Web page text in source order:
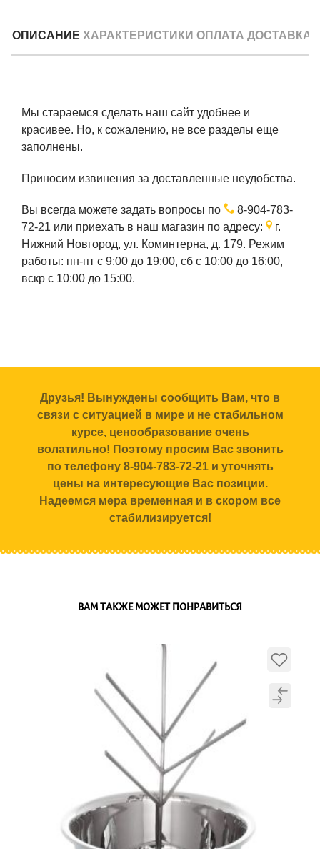
ОПИСАНИЕ ХАРАКТЕРИСТИКИ ОПЛАТА ДОСТАВКА
Мы стараемся сделать наш сайт удобнее и
красивее. Но, к сожалению, не все разделы еще
заполнены.
Приносим извинения за доставленные неудобства.
Вы всегда можете задать вопросы по
8-904-783-
72-21 или приехать в наш магазин по адресу:
г.
Нижний Новгород, ул. Коминтерна, д. 179. Режим
работы: пн-пт с 9:00 до 19:00, сб с 10:00 до 16:00,
вскр с 10:00 до 15:00.
Друзья! Вынуждены сообщить Вам, что в
связи с ситуацией в мире и не стабильном
курсе, ценообразование очень
волатильно! Поэтому просим Вас звонить
по телефону 8-904-783-72-21 и уточнять
цены на интересующие Вас позиции.
Надеемся мера временная и в скором все
стабилизируется!
ВАМ ТАКЖЕ МОЖЕТ ПОНРАВИТЬСЯ